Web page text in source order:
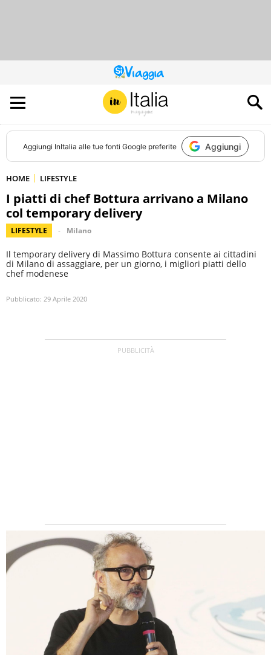
QUESTO
SITO
CONTRIBUISCE
ALL’AUDIENCE
DI
Aggiungi InItalia alle tue fonti Google preferite Aggiungi
HOME LIFESTYLE
I piatti di chef Bottura arrivano a Milano
col temporary delivery
LIFESTYLE Milano
Il temporary delivery di Massimo Bottura consente ai cittadini
di Milano di assaggiare, per un giorno, i migliori piatti dello
chef modenese
Pubblicato: 29 Aprile 2020